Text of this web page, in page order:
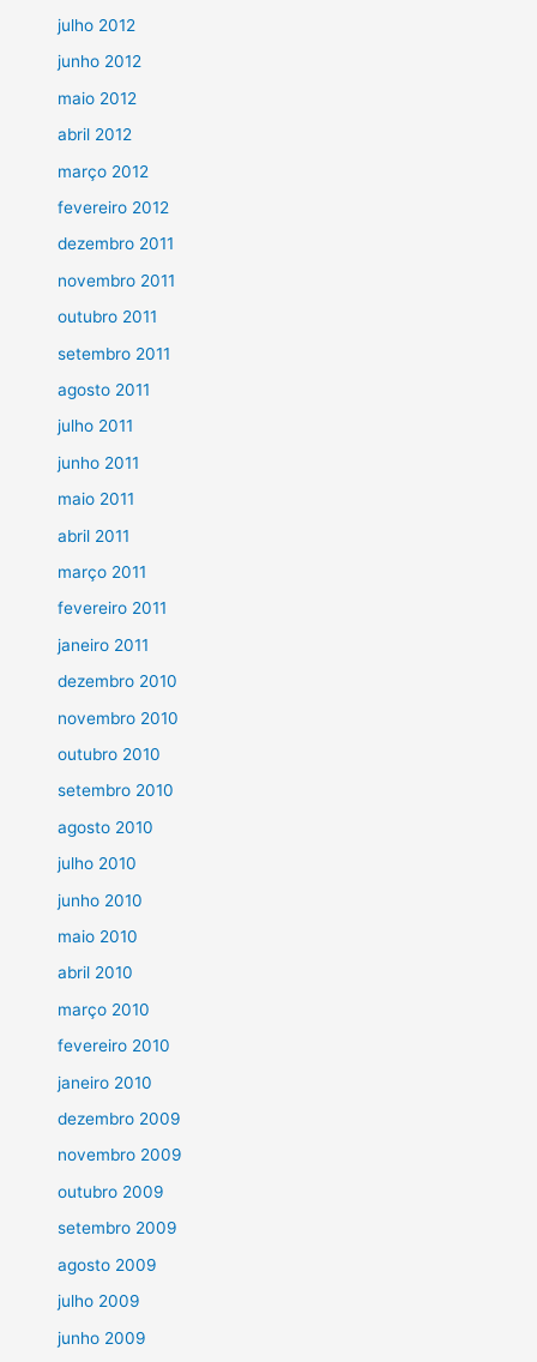
julho 2012
junho 2012
maio 2012
abril 2012
março 2012
fevereiro 2012
dezembro 2011
novembro 2011
outubro 2011
setembro 2011
agosto 2011
julho 2011
junho 2011
maio 2011
abril 2011
março 2011
fevereiro 2011
janeiro 2011
dezembro 2010
novembro 2010
outubro 2010
setembro 2010
agosto 2010
julho 2010
junho 2010
maio 2010
abril 2010
março 2010
fevereiro 2010
janeiro 2010
dezembro 2009
novembro 2009
outubro 2009
setembro 2009
agosto 2009
julho 2009
junho 2009